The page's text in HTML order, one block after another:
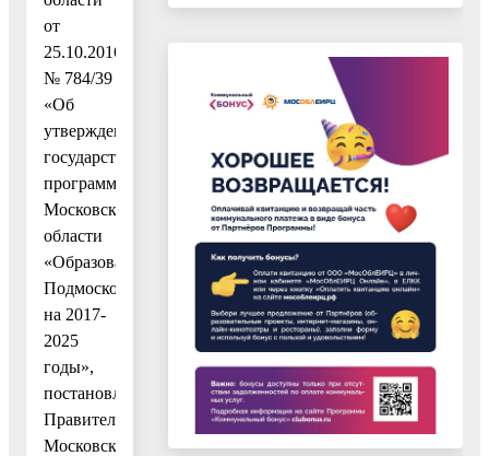
от
25.10.2016
№ 784/39
«Об
утверждении
государственной
программы
Московской
области
«Образование
Подмосковья»
на 2017-
2025
годы»,
постановления
Правительства
Московской